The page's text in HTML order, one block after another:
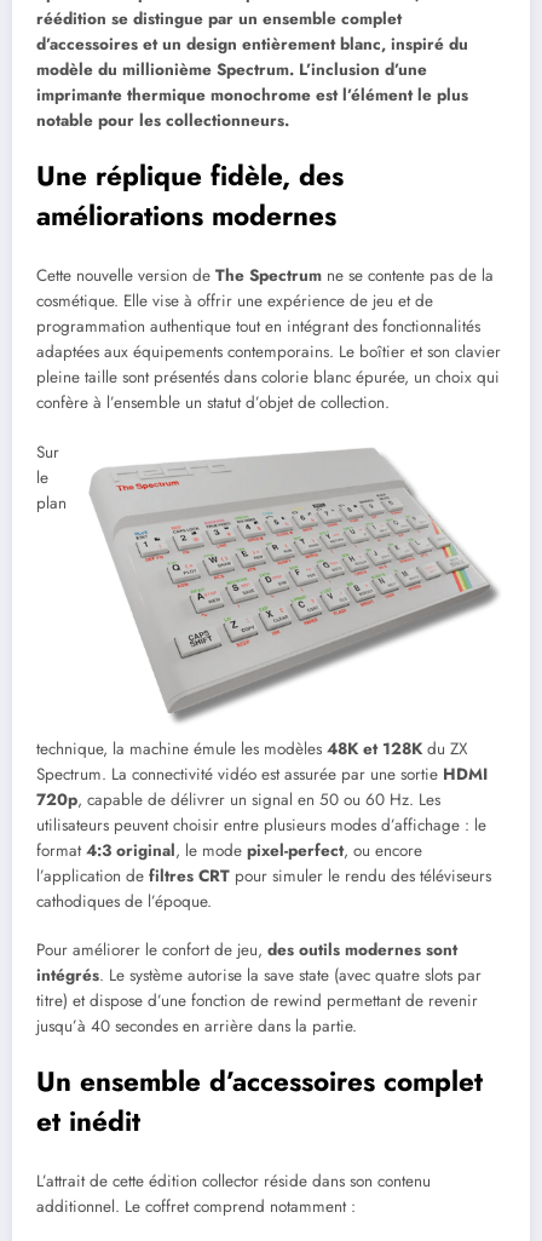
réédition se distingue par un ensemble complet
d’accessoires et un design entièrement blanc, inspiré du
modèle du millionième Spectrum. L’inclusion d’une
imprimante thermique monochrome est l’élément le plus
notable pour les collectionneurs.
Une réplique fidèle, des
améliorations modernes
Cette nouvelle version de The Spectrum ne se contente pas de la
cosmétique. Elle vise à offrir une expérience de jeu et de
programmation authentique tout en intégrant des fonctionnalités
adaptées aux équipements contemporains. Le boîtier et son clavier
pleine taille sont présentés dans colorie blanc épurée, un choix qui
confère à l’ensemble un statut d’objet de collection.
Sur
le
plan
technique, la machine émule les modèles 48K et 128K du ZX
Spectrum. La connectivité vidéo est assurée par une sortie HDMI
720p, capable de délivrer un signal en 50 ou 60 Hz. Les
utilisateurs peuvent choisir entre plusieurs modes d’affichage : le
format4:3 original, le mode pixel-perfect, ou encore
l’application de filtres CRT pour simuler le rendu des téléviseurs
cathodiques de l’époque.
Pour améliorer le confort de jeu, des outils modernes sont
intégrés. Le système autorise la save state (avec quatre slots par
titre) et dispose d’une fonction de rewind permettant de revenir
jusqu’à 40 secondes en arrière dans la partie.
Un ensemble d’accessoires complet
et inédit
L’attrait de cette édition collector réside dans son contenu
additionnel. Le coffret comprend notamment :